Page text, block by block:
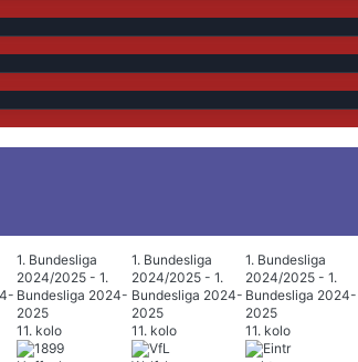
1. Bundesliga
2024/2025 - 1.
Bundesliga 2024-
2025
11. kolo
1. Bundesliga
2024/2025 - 1.
Bundesliga 2024-
2025
11. kolo
1. Bundesliga
2024/2025 - 1.
Bundesliga 2024-
2025
11. kolo